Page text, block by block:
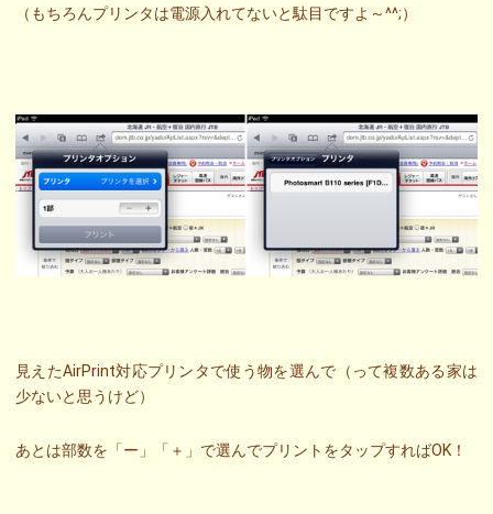
（もちろんプリンタは電源入れてないと駄目ですよ～^^;）
見えたAirPrint対応プリンタで使う物を選んで（って複数ある家は
少ないと思うけど）
あとは部数を「ー」「＋」で選んでプリントをタップすればOK！